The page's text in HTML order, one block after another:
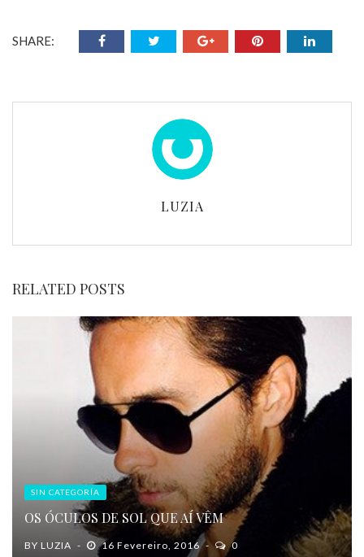
SHARE:
LUZIA
RELATED POSTS
SIN CATEGORÍA
OS ÓCULOS DE SOL QUE AÍ VÊM
BY LUZIA 16 Fevereiro, 2016 0